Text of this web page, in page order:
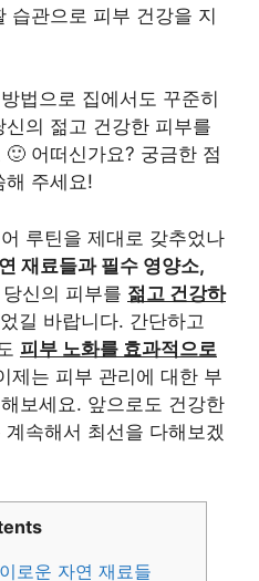
습관으로 피부 건강을 지
법으로 집에서도 꾸준히
의 젊고 건강한 피부를
어떠신가요? 궁금한 점
해 주세요!
루틴을 제대로 갖추었나
재료들과 필수 영양소,
신의 피부를 젊고 건강하
길 바랍니다. 간단하고
피부 노화를 효과적으로
제는 피부 관리에 대한 부
보세요. 앞으로도 건강한
속해서 최선을 다해보겠
로운 자연 재료들